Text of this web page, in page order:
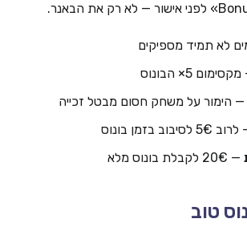
5× הבונוס
— הימור על משחק חסום מבטל זכייה
5€ לסיבוב בזמן בונוס
— 20€ לקבלת בונוס מלא
טוב